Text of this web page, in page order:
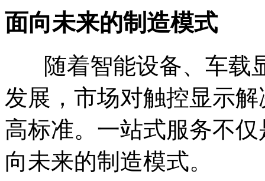
面向未来的制造模式
随着智能设备、车载
发展，市场对触控显示
高标准。一站式服务不
向未来的制造模式。